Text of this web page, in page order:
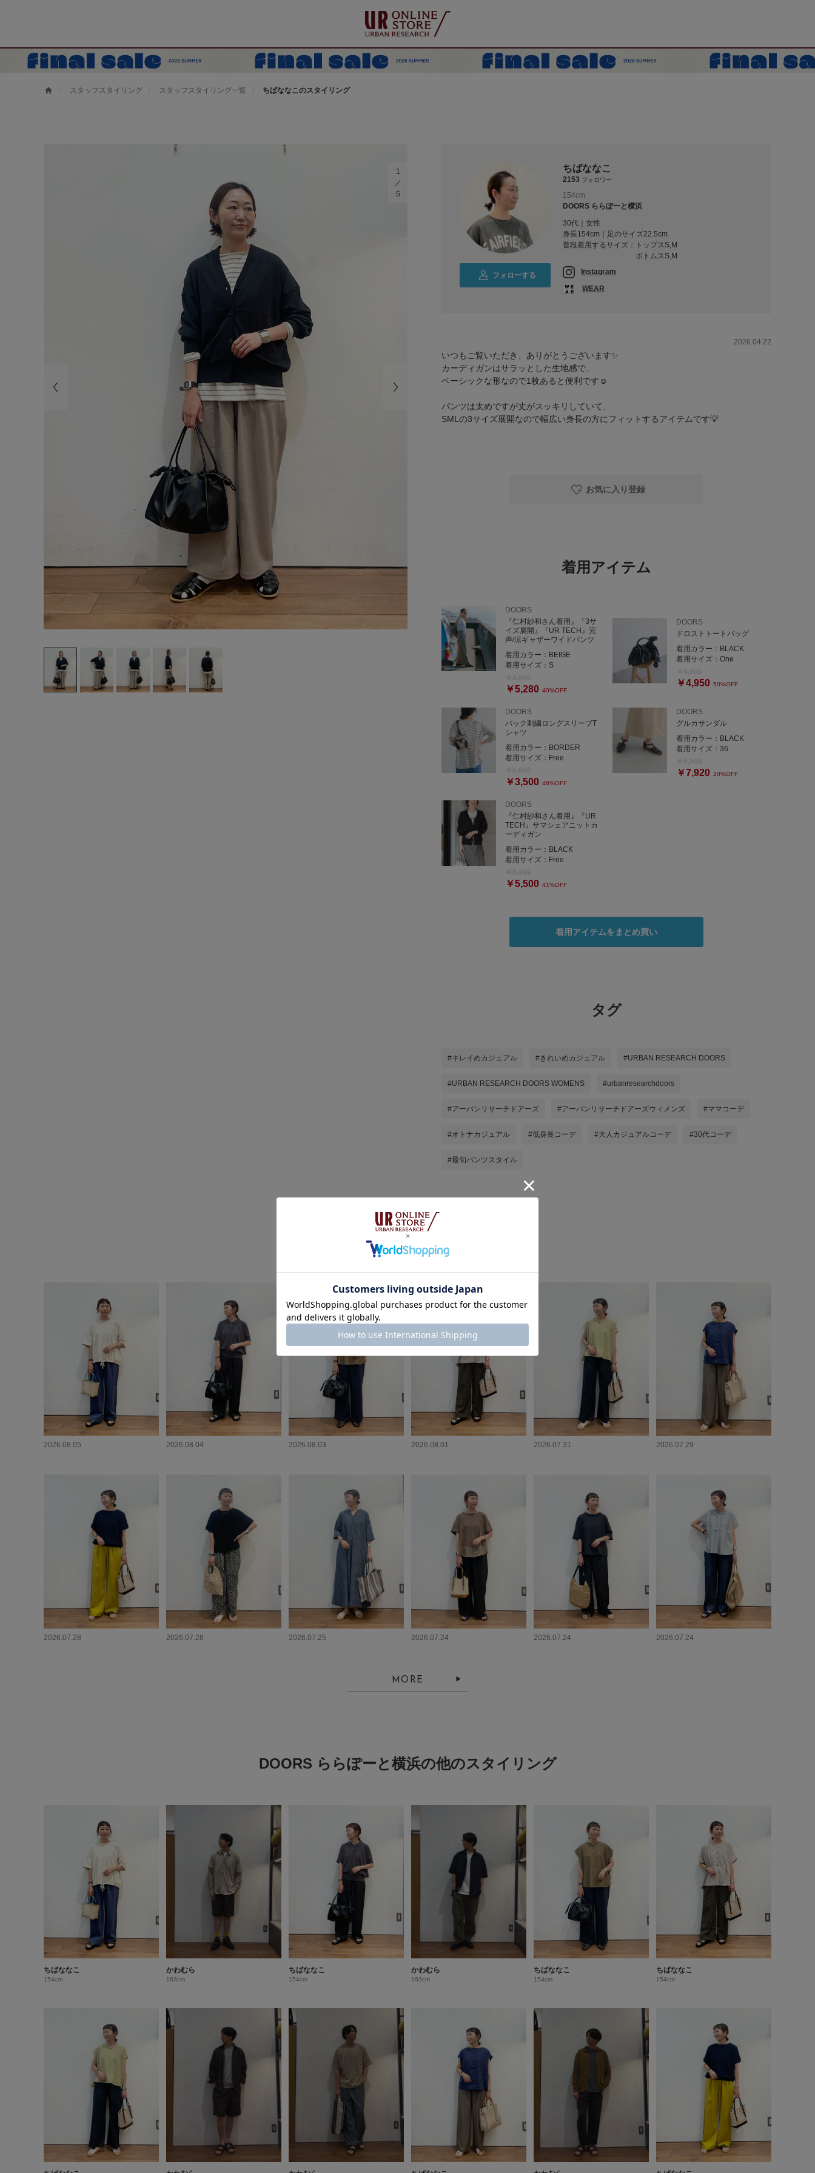
スタッフスタイリング スタッフスタイリング一覧 ちばななこのスタイリング
1
5
フォローする
ちばななこ
2153 フォロワー
154cm
DOORS ららぽーと横浜
30代｜女性
身長154cm｜足のサイズ22.5cm
普段着用するサイズ：
トップスS,M
ボトムスS,M
Instagram
WEAR
2026.04.22
いつもご覧いただき、ありがとうございます✨
カーディガンはサラッとした生地感で、
ベーシックな形なので1枚あると便利です☺️
パンツは太めですが丈がスッキリしていて、
SMLの3サイズ展開なので幅広い身長の方にフィットするアイテムです💡
お気に入り登録
着用アイテム
DOORS
『仁村紗和さん着用』『3サ
イズ展開』『UR TECH』完
声/涼ギャザーワイドパンツ
着用カラー： BEIGE
着用サイズ： S
￥5,280 40%OFF
DOORS
ドロストトートバッグ
着用カラー： BLACK
着用サイズ： One
￥4,950 50%OFF
DOORS
バック刺繍ロングスリーブT
シャツ
着用カラー： BORDER
着用サイズ： Free
￥3,500 46%OFF
DOORS
グルカサンダル
着用カラー： BLACK
着用サイズ： 36
￥7,920 20%OFF
DOORS
『仁村紗和さん着用』『UR
TECH』サマシェアニットカ
ーディガン
着用カラー： BLACK
着用サイズ： Free
￥5,500 41%OFF
着用アイテムをまとめ買い
タグ
#キレイめカジュアル #きれいめカジュアル #URBAN RESEARCH DOORS
#URBAN RESEARCH DOORS WOMENS #urbanresearchdoors
#アーバンリサーチドアーズ #アーバンリサーチドアーズウィメンズ #ママコーデ
#オトナカジュアル #低身長コーデ #大人カジュアルコーデ #30代コーデ
#最旬パンツスタイル
ちばななこの他のスタイリング
2026.08.05 2026.08.04 2026.08.03 2026.08.01 2026.07.31 2026.07.29
2026.07.28 2026.07.28 2026.07.25 2026.07.24 2026.07.24 2026.07.24
MORE
DOORS ららぽーと横浜の他のスタイリング
ちばななこ
154cm
かわむら
183cm
ちばななこ
154cm
かわむら
183cm
ちばななこ
154cm
ちばななこ
154cm